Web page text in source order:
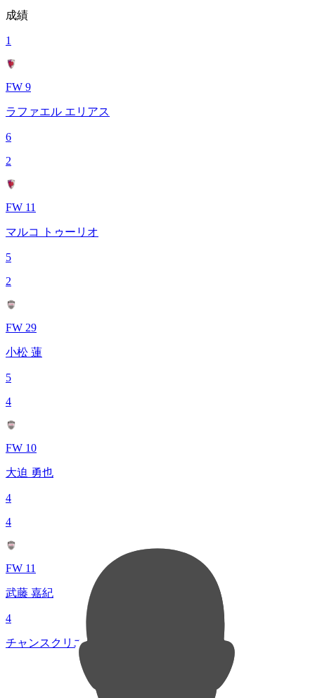
成績
1
FW 9
ラファエル エリアス
6
2
FW 11
マルコ トゥーリオ
5
2
FW 29
小松 蓮
5
4
FW 10
大迫 勇也
4
4
FW 11
武藤 嘉紀
4
チャンスクリエイト総数